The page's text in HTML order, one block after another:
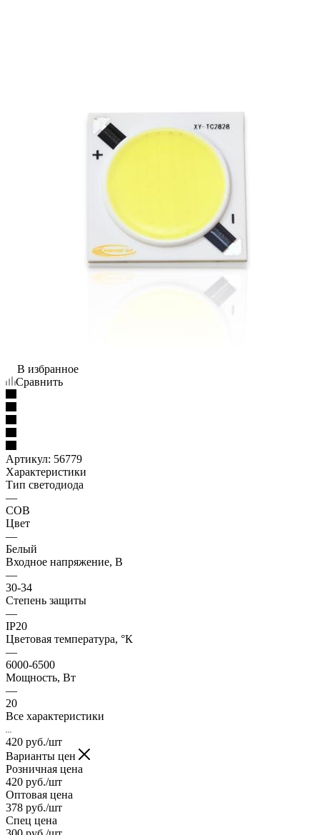
В избранное
Сравнить
Артикул: 56779
Характеристики
Тип светодиода
—
COB
Цвет
—
Белый
Входное напряжение, В
—
30-34
Степень защиты
—
IP20
Цветовая температура, °К
—
6000-6500
Мощность, Вт
—
20
Все характеристики
420 руб./шт
Варианты цен
Розничная цена
420 руб./шт
Оптовая цена
378 руб./шт
Спец цена